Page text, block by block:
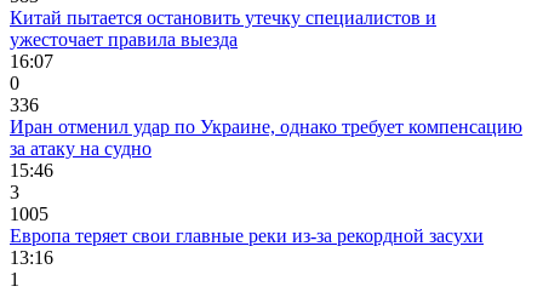
Китай пытается остановить утечку специалистов и
ужесточает правила выезда
16:07
0
336
Иран отменил удар по Украине, однако требует компенсацию
за атаку на судно
15:46
3
1005
Европа теряет свои главные реки из-за рекордной засухи
13:16
1